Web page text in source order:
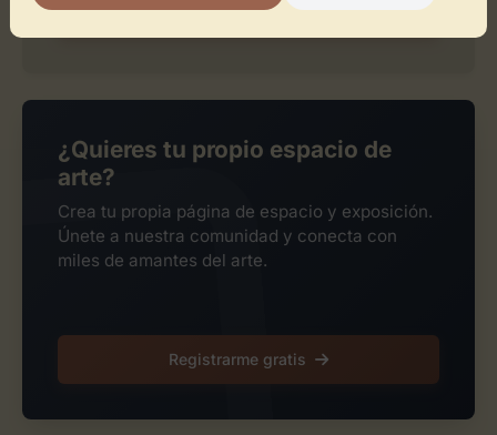
Reclamar Espacio
¿Quieres tu propio espacio de
arte?
Crea tu propia página de espacio y exposición.
Únete a nuestra comunidad y conecta con
miles de amantes del arte.
Registrarme gratis